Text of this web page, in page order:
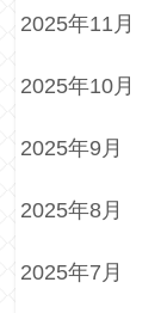
2025年11月
2025年10月
2025年9月
2025年8月
2025年7月